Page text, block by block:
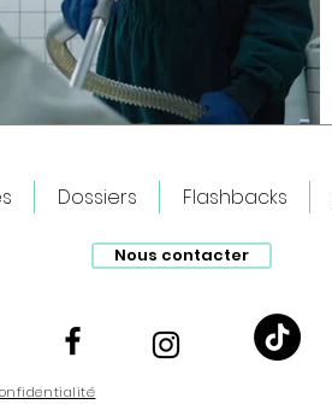
Dossiers Flashbacks
Nous contacter